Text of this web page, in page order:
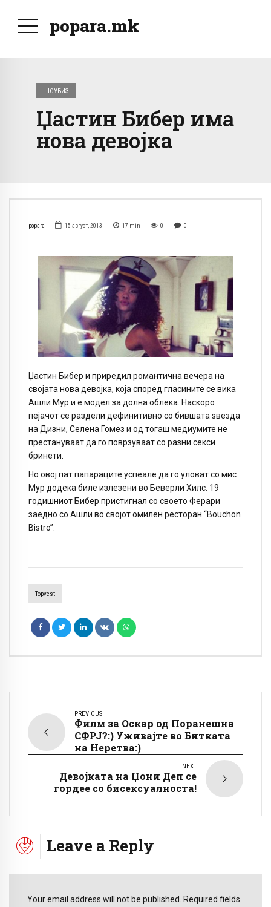
popara.mk
ШОУБИЗ
Џастин Бибер има
нова девојка
popara 15 август, 2013 17 min 0 0
Џастин Бибер и приредил романтична вечера на
својата нова девојка, која според гласините се вика
Ашли Мур и е модел за долна облека. Наскоро
пејачот се раздели дефинитивно со бившата ѕвезда
на Дизни, Селена Гомез и од тогаш медиумите не
престануваат да го поврзуваат со разни секси
бринети.
Но овој пат папараците успеале да го уловат со мис
Мур додека биле излезени во Беверли Хилс. 19
годишниот Бибер пристигнал со своето Ферари
заедно со Ашли во својот омилен ресторан “Bouchon
Bistro”.
Topvest
PREVIOUS
Филм за Оскар од Поранешна
СФРЈ?:) Уживајте во Битката
на Неретва:)
NEXT
Девојката на Џони Деп се
гордее со бисексуалноста!
Leave a Reply
Your email address will not be published. Required fields